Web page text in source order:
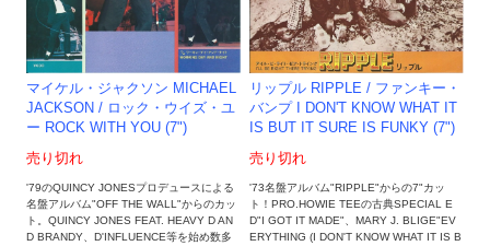
マイケル・ジャクソン MICHAEL
JACKSON / ロック・ウイズ・ユ
ー ROCK WITH YOU (7")
売り切れ
'79のQUINCY JONESプロデュースによる
名盤アルバム"OFF THE WALL"からのカッ
ト。QUINCY JONES FEAT. HEAVY D AN
D BRANDY、D'INFLUENCE等を始め数多
リップル RIPPLE / ファンキー・
バンプ I DON'T KNOW WHAT IT
IS BUT IT SURE IS FUNKY (7")
売り切れ
'73名盤アルバム"RIPPLE"からの7"カッ
ト！PRO.HOWIE TEEの古典SPECIAL E
D"I GOT IT MADE"、MARY J. BLIGE"EV
ERYTHING (I DON'T KNOW WHAT IT IS B